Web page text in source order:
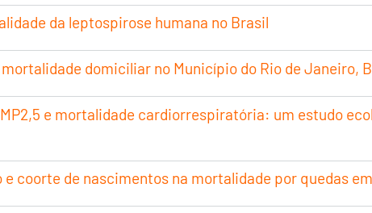
da leptospirose humana no Brasil
mortalidade domiciliar no Município do Rio de Janeiro,
e mortalidade cardiorrespiratória: um estudo
coorte de nascimentos na mortalidade por quedas